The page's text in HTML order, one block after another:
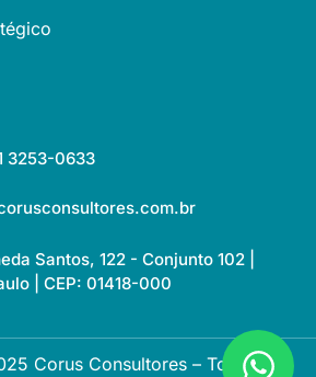
3253-0633
Santos, 122 - Conjunto 102 |
| CEP: 01418-000
Corus Consultores – Todos os